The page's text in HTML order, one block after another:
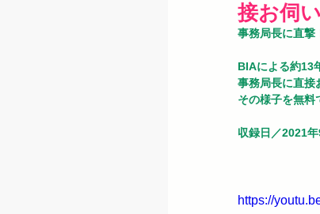
接お伺
事務局長に直撃
BIAによる約13
事務局長に直接
その様子を無料
収録日／2021年
https://